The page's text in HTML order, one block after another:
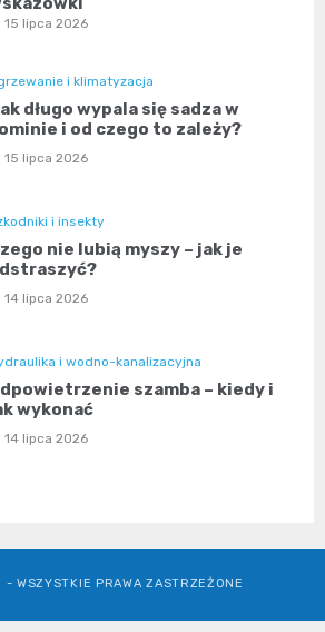
15 lipca 2026
i klimatyzacja
długo wypala się sadza w
i od czego to zależy?
15 lipca 2026
i insekty
nie lubią myszy – jak je
14 lipca 2026
i wodno-kanalizacyjna
szamba – kiedy i
wykonać
14 lipca 2026
WSZYSTKIE PRAWA ZASTRZEŻONE